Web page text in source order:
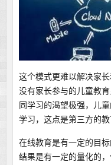
这个模式更难以解决家
没有家长参与的儿童教
同学习的渴望极强，儿
学习，这点是第三方的教
在线教育是有一定的目
结果是有一定的量化的